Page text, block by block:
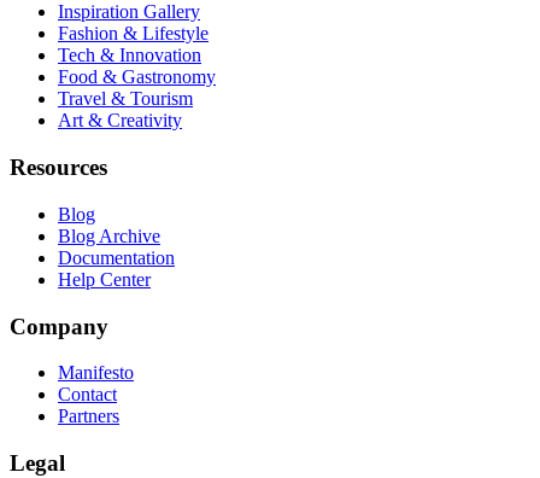
Inspiration Gallery
Fashion & Lifestyle
Tech & Innovation
Food & Gastronomy
Travel & Tourism
Art & Creativity
Resources
Blog
Blog Archive
Documentation
Help Center
Company
Manifesto
Contact
Partners
Legal